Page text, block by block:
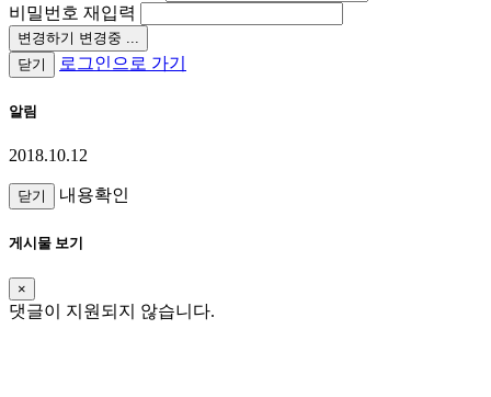
비밀번호 재입력
변경하기 변경중 ...
닫기
로그인으로 가기
알림
2018.10.12
닫기 내용확인
게시물 보기
×
댓글이 지원되지 않습니다.